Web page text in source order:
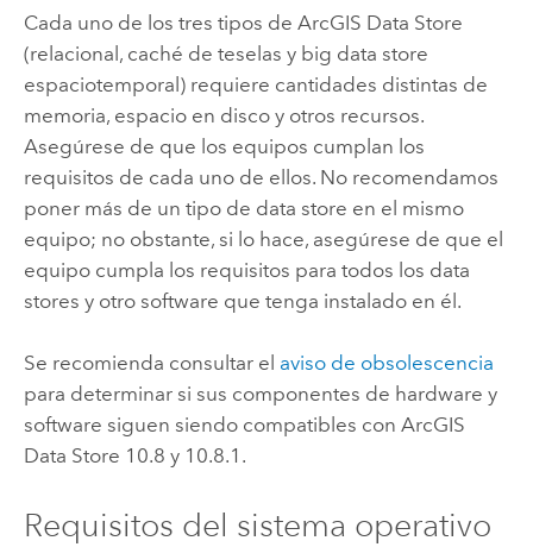
Cada uno de los tres tipos de ArcGIS Data Store
(relacional, caché de teselas y big data store
espaciotemporal) requiere cantidades distintas de
memoria, espacio en disco y otros recursos.
Asegúrese de que los equipos cumplan los
requisitos de cada uno de ellos. No recomendamos
poner más de un tipo de data store en el mismo
equipo; no obstante, si lo hace, asegúrese de que el
equipo cumpla los requisitos para todos los data
stores y otro software que tenga instalado en él.
Se recomienda consultar el aviso de obsolescencia
para determinar si sus componentes de hardware y
software siguen siendo compatibles con ArcGIS
Data Store 10.8 y 10.8.1.
Requisitos del sistema operativo